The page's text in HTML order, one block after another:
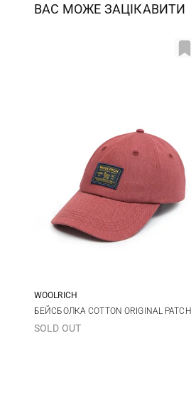
ВАС МОЖЕ ЗАЦІКАВИТИ
One size
WOOLRICH
БЕЙСБОЛКА COTTON ORIGINAL PATCH
SOLD OUT